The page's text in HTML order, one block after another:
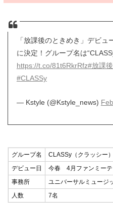
「放課後のときめき」デビ
に決定！グループ名は
https://t.co/81t6RkrRfz#放課
#CLASSy
— Kstyle (@Kstyle_news)
グループ名
CLASSy（クラッシー）
デビュー日
今春 4月ファンミーテ
事務所
ユニバーサルミュージ
人数
7名